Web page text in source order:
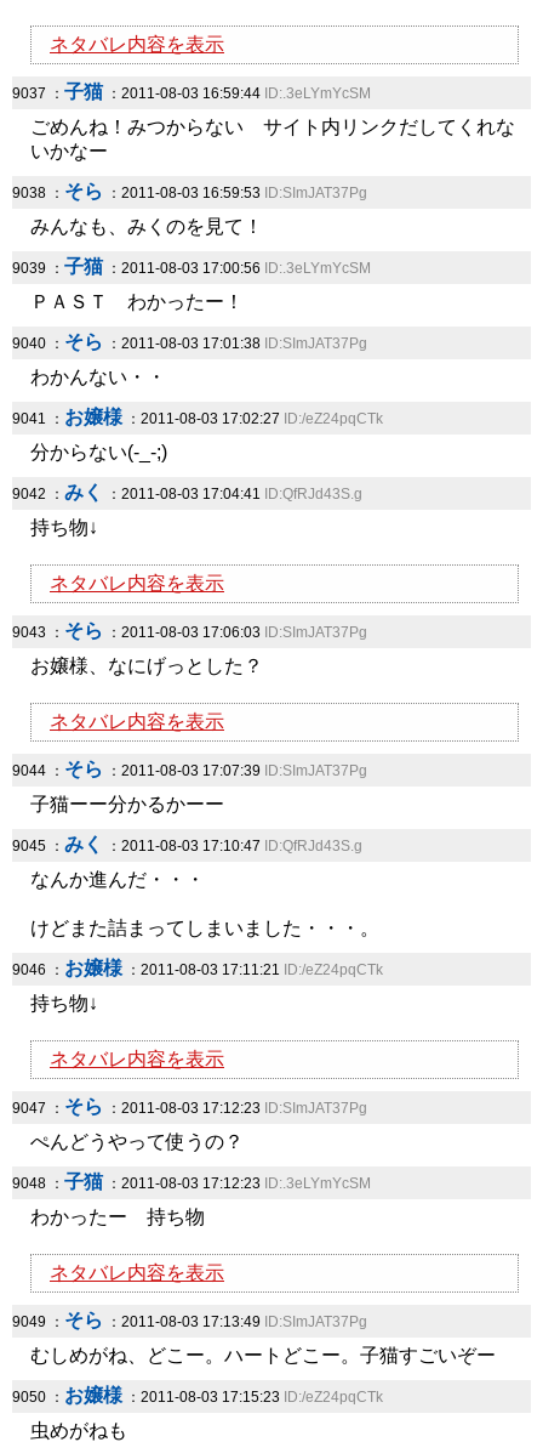
ネタバレ内容を表示
9037 ： 子猫 ：2011-08-03 16:59:44 ID:.3eLYmYcSM
ごめんね！みつからない サイト内リンクだしてくれな
いかなー
9038 ： そら ：2011-08-03 16:59:53 ID:SImJAT37Pg
みんなも、みくのを見て！
9039 ： 子猫 ：2011-08-03 17:00:56 ID:.3eLYmYcSM
ＰＡＳＴ わかったー！
9040 ： そら ：2011-08-03 17:01:38 ID:SImJAT37Pg
わかんない・・
9041 ： お嬢様：2011-08-03 17:02:27 ID:/eZ24pqCTk
分からない(-_-;)
9042 ： みく ：2011-08-03 17:04:41 ID:QfRJd43S.g
持ち物↓
ネタバレ内容を表示
9043 ： そら ：2011-08-03 17:06:03 ID:SImJAT37Pg
お嬢様、なにげっとした？
ネタバレ内容を表示
9044 ： そら ：2011-08-03 17:07:39 ID:SImJAT37Pg
子猫ーー分かるかーー
9045 ： みく ：2011-08-03 17:10:47 ID:QfRJd43S.g
なんか進んだ・・・
けどまた詰まってしまいました・・・。
9046 ： お嬢様：2011-08-03 17:11:21 ID:/eZ24pqCTk
持ち物↓
ネタバレ内容を表示
9047 ： そら ：2011-08-03 17:12:23 ID:SImJAT37Pg
ぺんどうやって使うの？
9048 ： 子猫 ：2011-08-03 17:12:23 ID:.3eLYmYcSM
わかったー 持ち物
ネタバレ内容を表示
9049 ： そら ：2011-08-03 17:13:49 ID:SImJAT37Pg
むしめがね、どこー。ハートどこー。子猫すごいぞー
9050 ： お嬢様：2011-08-03 17:15:23 ID:/eZ24pqCTk
虫めがねも